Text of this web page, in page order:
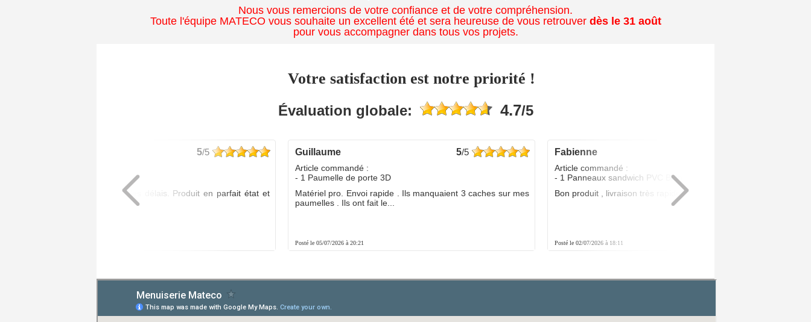
Nous vous remercions de votre confiance et de votre compréhension.
Toute l'équipe MATECO vous souhaite un excellent été et sera heureuse de vous retrouver dès le 31 août
pour vous accompagner dans tous vos projets.
Votre satisfaction est notre priorité !
Évaluation globale: 4.7/5
5/5
Livraison assurée dans les délais. Produit en parfait état et
guillaume 5/5
Posté le 05/07/2026 à 20:21
Article commandé :
- 1 Paumelle de porte 3D
Matériel pro. Envoi rapide . Ils manquaient 3 caches sur mes
paumelles . Ils ont fait le...
fabienne
Posté le 02/07/2026 à 18:11
Article commandé :
- 1 Panneaux sandwich PVC Blanc 24 MM
Bon produit , livraison très rapide .Parfait